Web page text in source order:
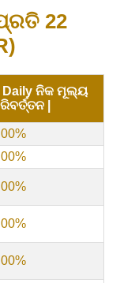
22
Daily ନିକ ମୂଲ୍ୟ
|